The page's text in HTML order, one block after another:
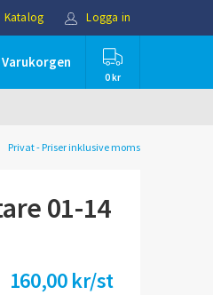
Katalog Logga in
Varukorgen
0 kr
Privat - Priser inklusive moms
01-14
160,00 kr/st